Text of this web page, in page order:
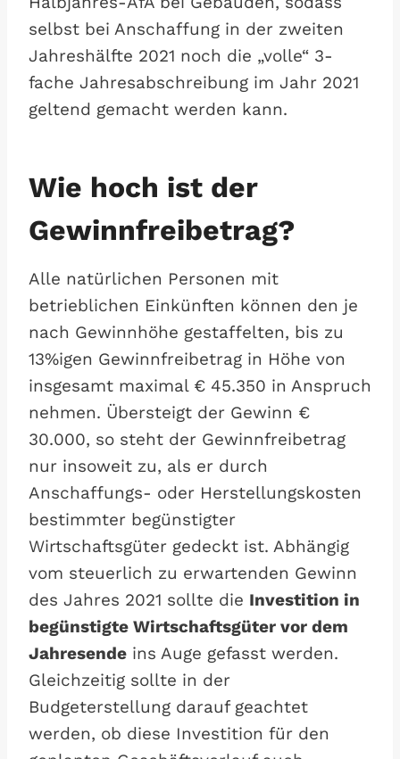
selbst bei Anschaffung in der zweiten
Jahreshälfte 2021 noch die „volle“ 3-
fache Jahresabschreibung im Jahr 2021
geltend gemacht werden kann.
Wie hoch ist der
Gewinnfreibetrag?
Alle natürlichen Personen mit
betrieblichen Einkünften können den je
nach Gewinnhöhe gestaffelten, bis zu
13%igen Gewinnfreibetrag in Höhe von
insgesamt maximal € 45.350 in Anspruch
nehmen. Übersteigt der Gewinn €
30.000, so steht der Gewinnfreibetrag
nur insoweit zu, als er durch
Anschaffungs- oder Herstellungskosten
bestimmter begünstigter
Wirtschaftsgüter gedeckt ist. Abhängig
vom steuerlich zu erwartenden Gewinn
des Jahres 2021 sollte die Investition in
begünstigte Wirtschaftsgüter vor dem
Jahresende ins Auge gefasst werden.
Gleichzeitig sollte in der
Budgeterstellung darauf geachtet
werden, ob diese Investition für den